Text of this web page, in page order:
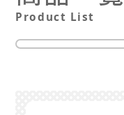
Product List